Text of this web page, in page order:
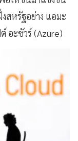
สหรัฐอย่าง แอมะ
อะชัวร์ (Azure)